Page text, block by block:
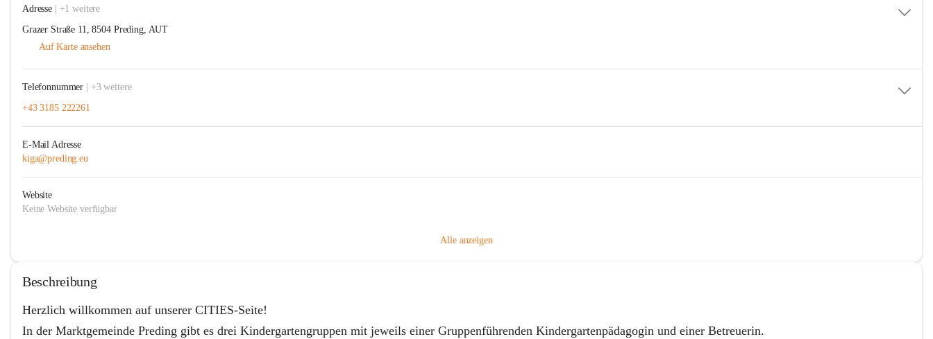
Adresse | +1 weitere
Grazer Straße 11, 8504 Preding, AUT
Auf Karte ansehen
Telefonnummer | +3 weitere
+43 3185 222261
E-Mail Adresse
kiga@preding.eu
Website
Keine Website verfügbar
Alle anzeigen
Beschreibung
Herzlich willkommen auf unserer CITIES-Seite!
In der Marktgemeinde Preding gibt es drei Kindergartengruppen mit jeweils einer Gruppenführenden Kindergartenpädagogin und einer Betreuerin.